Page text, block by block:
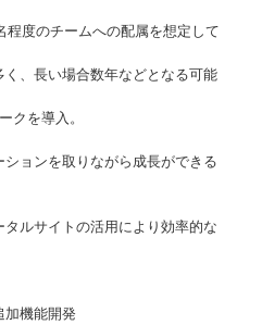
程度のチームへの配属を想定して
く、長い場合数年などとなる可能
クを導入。
ョンを取りながら成長ができる
ルサイトの活用により効率的な
加機能開発